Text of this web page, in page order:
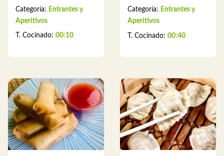
Categoría: Entrantes y
Aperitivos
T. Cocinado: 00:10
Categoría: Entrantes y
Aperitivos
T. Cocinado: 00:40